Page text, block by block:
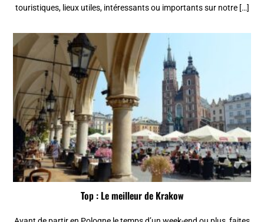
touristiques, lieux utiles, intéressants ou importants sur notre […]
Top : Le meilleur de Krakow